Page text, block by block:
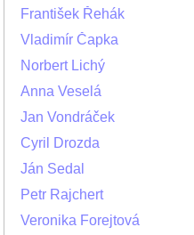
František Řehák
Vladimír Čapka
Norbert Lichý
Anna Veselá
Jan Vondráček
Cyril Drozda
Ján Sedal
Petr Rajchert
Veronika Forejtová